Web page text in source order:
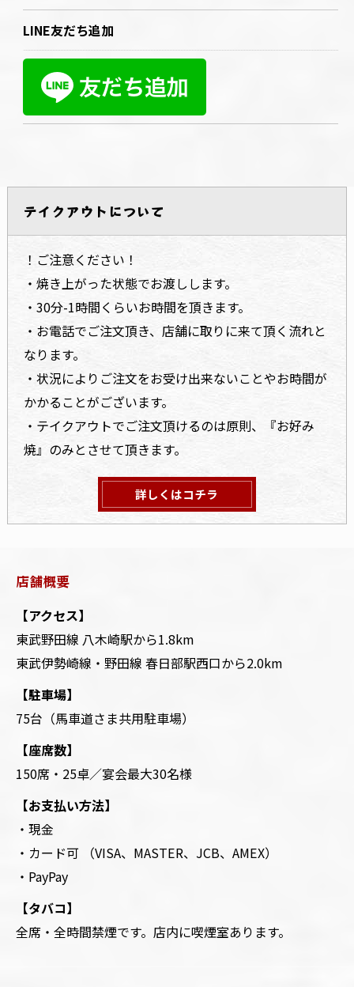
LINE友だち追加
テイクアウトについて
！ご注意ください！
・焼き上がった状態でお渡しします。
・30分-1時間くらいお時間を頂きます。
・お電話でご注文頂き、店舗に取りに来て頂く流れと
なります。
・状況によりご注文をお受け出来ないことやお時間が
かかることがございます。
・テイクアウトでご注文頂けるのは原則、『お好み
焼』のみとさせて頂きます。
詳しくはコチラ
店舗概要
【アクセス】
東武野田線 八木崎駅から1.8km
東武伊勢崎線・野田線 春日部駅西口から2.0km
【駐車場】
75台（馬車道さま共用駐車場）
【座席数】
150席・25卓／宴会最大30名様
【お支払い方法】
・現金
・カード可 （VISA、MASTER、JCB、AMEX）
・PayPay
【タバコ】
全席・全時間禁煙です。店内に喫煙室あります。